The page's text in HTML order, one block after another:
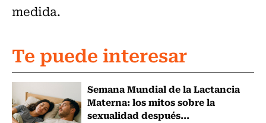
medida.
Te puede interesar
Semana Mundial de la Lactancia
Materna: los mitos sobre la
sexualidad después...